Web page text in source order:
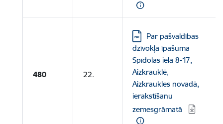
480 22.
Lejupielādēt:
Par pašvaldības
dzīvokļa īpašuma
Spīdolas iela 8-17,
Aizkrauklē,
Aizkraukles novadā,
ierakstīšanu
zemesgrāmatā